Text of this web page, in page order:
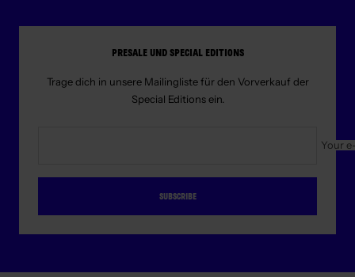
PRESALE UND SPECIAL EDITIONS
Trage dich in unsere Mailingliste für den Vorverkauf der
Special Editions ein.
Your
SUBSCRIBE